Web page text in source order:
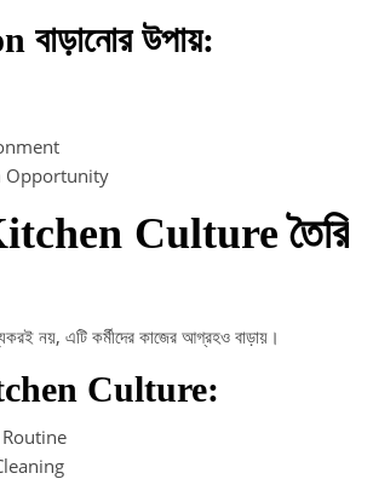
উপায়:
Opportunity
Culture তৈরি
নয়, এটি কর্মীদের কাজের আগ্রহও বাড়ায়।
Culture: